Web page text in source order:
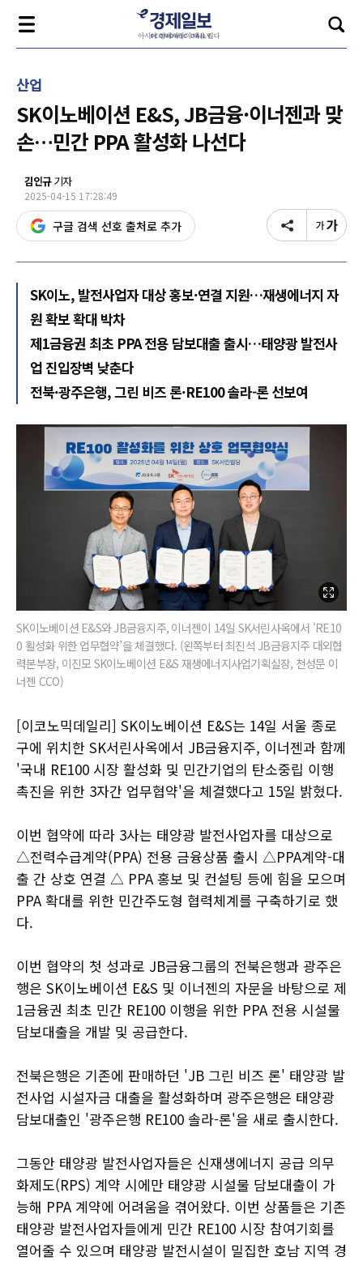
산업
SK이노베이션 E&S, JB금융·이너젠과 맞
손…민간 PPA 활성화 나선다
김인규기자
2025-04-15 17:28:49
구글 검색 선호 출처로 추가
SK이노, 발전사업자 대상 홍보·연결 지원…재생에너지 자
원 확보 확대 박차
제1금융권 최초 PPA 전용 담보대출 출시…태양광 발전사
업 진입장벽 낮춘다
전북·광주은행, 그린 비즈 론·RE100 솔라-론 선보여
SK이노베이션 E&S와 JB금융지주, 이너젠이 14일 SK서린사옥에서 'RE10
0 활성화 위한 업무협약’을 체결했다. (왼쪽부터 최진석 JB금융지주 대외협
력본부장, 이진모 SK이노베이션 E&S 재생에너지사업기획실장, 천성문 이
너젠 CCO)
[이코노믹데일리] SK이노베이션 E&S는 14일 서울 종로
구에 위치한 SK서린사옥에서 JB금융지주, 이너젠과 함께
'국내 RE100 시장 활성화 및 민간기업의 탄소중립 이행
촉진을 위한 3자간 업무협약'을 체결했다고 15일 밝혔다.
이번 협약에 따라 3사는 태양광 발전사업자를 대상으로
△전력수급계약(PPA) 전용 금융상품 출시 △PPA계약-대
출 간 상호 연결 △ PPA 홍보 및 컨설팅 등에 힘을 모으며
PPA 확대를 위한 민간주도형 협력체계를 구축하기로 했
다.
이번 협약의 첫 성과로 JB금융그룹의 전북은행과 광주은
행은 SK이노베이션 E&S 및 이너젠의 자문을 바탕으로 제
1금융권 최초 민간 RE100 이행을 위한 PPA 전용 시설물
담보대출을 개발 및 공급한다.
전북은행은 기존에 판매하던 'JB 그린 비즈 론' 태양광 발
전사업 시설자금 대출을 활성화하며 광주은행은 태양광
담보대출인 '광주은행 RE100 솔라-론'을 새로 출시한다.
그동안 태양광 발전사업자들은 신재생에너지 공급 의무
화제도(RPS) 계약 시에만 태양광 시설물 담보대출이 가
능해 PPA 계약에 어려움을 겪어왔다. 이번 상품들은 기존
태양광 발전사업자들에게 민간 RE100 시장 참여기회를
열어줄 수 있으며 태양광 발전시설이 밀집한 호남 지역 경